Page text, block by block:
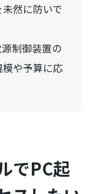
然に防いで
制御装置の
や予算に応
でPC起